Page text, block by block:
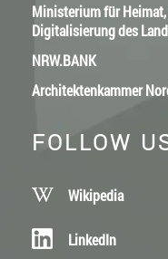
Ministerium für
Digitalisierung des
NRW.BANK
Architektenkammer
FOLLOW
Wikipedia
LinkedIn